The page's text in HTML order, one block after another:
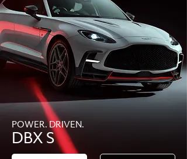
POWER. DRIVEN.
DBX S